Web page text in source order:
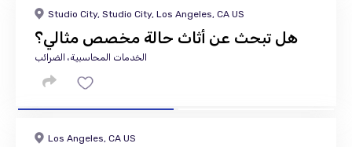
Studio City, Studio City, Los Angeles, CA US
هل تبحث عن أثاث حالة مخصص مثالي؟
الخدمات المحاسبية، الضرائب
Los Angeles, CA US